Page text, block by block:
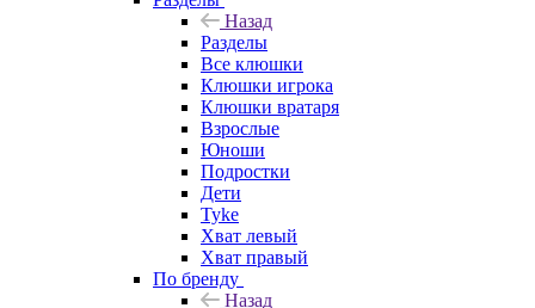
Назад
Разделы
Все клюшки
Клюшки игрока
Клюшки вратаря
Взрослые
Юноши
Подростки
Дети
Tyke
Хват левый
Хват правый
По бренду
Назад